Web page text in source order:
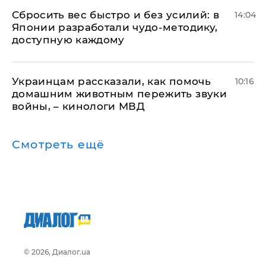
Сбросить вес быстро и без усилий: в
Японии разработали чудо-методику,
доступную каждому
14:04
Украинцам рассказали, как помочь
домашним животным пережить звуки
войны, – кинологи МВД
10:16
Смотреть ещё
© 2026, Диалог.ua